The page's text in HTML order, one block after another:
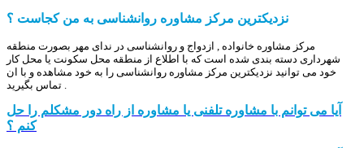
نزدیکترین مرکز مشاوره روانشناسی به من کجاست ؟
مرکز مشاوره خانواده , ازدواج و روانشناسی در ندای مهر بصورت منطقه
شهرداری دسته بندی شده است که با اطلاع از منطقه محل سکونت یا محل کار
خود می توانید نزدیکترین مرکز مشاوره روانشناسی را به خود مشاهده و با ان
تماس بگیرید .
آیا می توانم با مشاوره تلفنی یا مشاوره از راه دور مشکلم را حل
کنم ؟